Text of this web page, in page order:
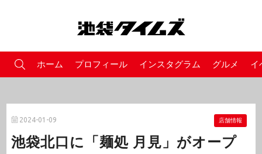
ホーム プロフィール インスタグラム グルメ イ
2024-01-09 店舗情報
池袋北口に「麺処 月見」がオープ